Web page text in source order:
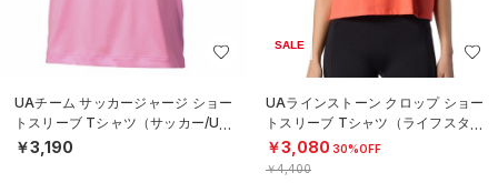
UAチーム サッカージャージ ショー
トスリーブ Tシャツ（サッカー/UNI
SEX）
￥3,190
SALE
UAラインストーン クロップ ショー
トスリーブ Tシャツ（ライフスタイ
ル/WOMEN）
￥3,080 30%OFF
￥4,400